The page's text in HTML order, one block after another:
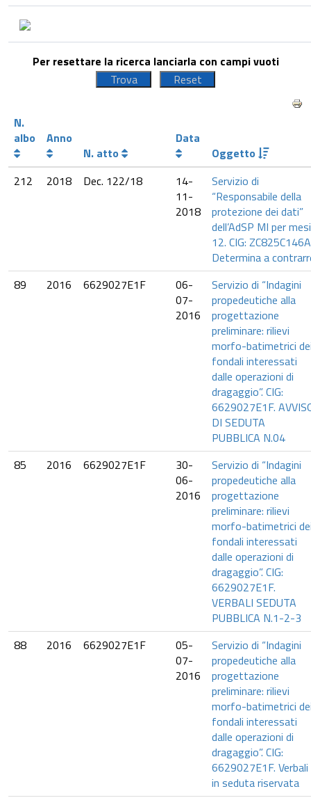
Per resettare la ricerca lanciarla con campi vuoti
N.
albo
Anno
N. atto
Data
Oggetto
212
2018 Dec. 122/18
14-
11-
2018
Servizio di
“Responsabile della
protezione dei dati”
dell’AdSP MI per mesi
12. CIG:
Determina a
89
2016 6629027E1F
06-
07-
2016
Servizio di “Indagini
propedeutiche alla
progettazione
preliminare: rilievi
morfo-batimetrici
fondali interessati
dalle operazioni di
dragaggio”. CIG:
6629027E1F.
DI SEDUTA
PUBBLICA N.04
85
2016 6629027E1F
30-
06-
2016
Servizio di “Indagini
propedeutiche alla
progettazione
preliminare: rilievi
morfo-batimetrici
fondali interessati
dalle operazioni di
dragaggio”. CIG:
6629027E1F.
VERBALI SEDUTA
PUBBLICA N.1-2-3
88
2016 6629027E1F
05-
07-
2016
Servizio di “Indagini
propedeutiche alla
progettazione
preliminare: rilievi
morfo-batimetrici
fondali interessati
dalle operazioni di
dragaggio”. CIG:
6629027E1F. Verbali
in seduta riservata